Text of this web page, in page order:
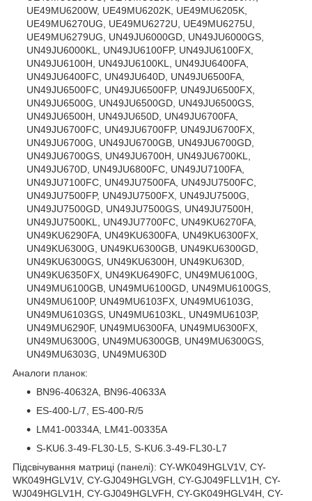
UE49MU6200W, UE49MU6202K, UE49MU6205K,
UE49MU6270UG, UE49MU6272U, UE49MU6275U,
UE49MU6279UG, UN49JU6000GD, UN49JU6000GS,
UN49JU6000KL, UN49JU6100FP, UN49JU6100FX,
UN49JU6100H, UN49JU6100KL, UN49JU6400FA,
UN49JU6400FC, UN49JU640D, UN49JU6500FA,
UN49JU6500FC, UN49JU6500FP, UN49JU6500FX,
UN49JU6500G, UN49JU6500GD, UN49JU6500GS,
UN49JU6500H, UN49JU650D, UN49JU6700FA,
UN49JU6700FC, UN49JU6700FP, UN49JU6700FX,
UN49JU6700G, UN49JU6700GB, UN49JU6700GD,
UN49JU6700GS, UN49JU6700H, UN49JU6700KL,
UN49JU670D, UN49JU6800FC, UN49JU7100FA,
UN49JU7100FC, UN49JU7500FA, UN49JU7500FC,
UN49JU7500FP, UN49JU7500FX, UN49JU7500G,
UN49JU7500GD, UN49JU7500GS, UN49JU7500H,
UN49JU7500KL, UN49JU7700FC, UN49KU6270FA,
UN49KU6290FA, UN49KU6300FA, UN49KU6300FX,
UN49KU6300G, UN49KU6300GB, UN49KU6300GD,
UN49KU6300GS, UN49KU6300H, UN49KU630D,
UN49KU6350FX, UN49KU6490FC, UN49MU6100G,
UN49MU6100GB, UN49MU6100GD, UN49MU6100GS,
UN49MU6100P, UN49MU6103FX, UN49MU6103G,
UN49MU6103GS, UN49MU6103KL, UN49MU6103P,
UN49MU6290F, UN49MU6300FA, UN49MU6300FX,
UN49MU6300G, UN49MU6300GB, UN49MU6300GS,
UN49MU6303G, UN49MU630D
Аналоги планок:
BN96-40632A, BN96-40633A
ES-400-L/7, ES-400-R/5
LM41-00334A, LM41-00335A
S-KU6.3-49-FL30-L5, S-KU6.3-49-FL30-L7
Підсвічування матриці (панелі): CY-WK049HGLV1V, CY-
WK049HGLV1V, CY-GJ049HGLVGH, CY-GJ049FLLV1H, CY-
WJ049HGLV1H, CY-GJ049HGLVFH, CY-GK049HGLV4H, CY-